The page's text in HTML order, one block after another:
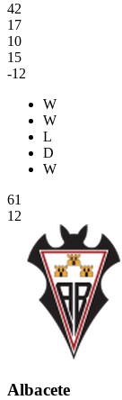
42
17
10
15
-12
W
W
L
D
W
61
12
Albacete